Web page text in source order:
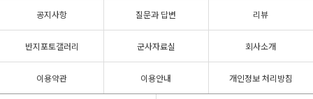
공지사항 질문과 답변 리뷰
반지포토갤러리 군사자료실 회사소개
이용약관 이용안내 개인정보 처리방침